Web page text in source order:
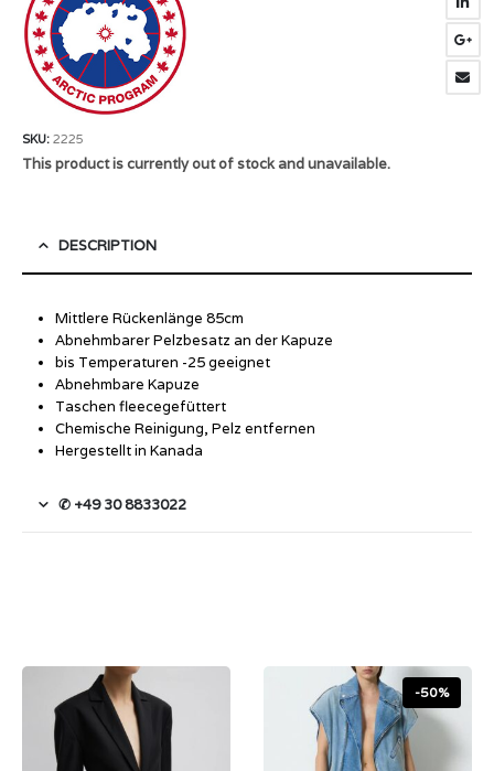
SKU: 2225
This product is currently out of stock and unavailable.
DESCRIPTION
Mittlere Rückenlänge 85cm
Abnehmbarer Pelzbesatz an der Kapuze
bis Temperaturen -25 geeignet
Abnehmbare Kapuze
Taschen fleecegefüttert
Chemische Reinigung, Pelz entfernen
Hergestellt in Kanada
✆ +49 30 8833022
-50%